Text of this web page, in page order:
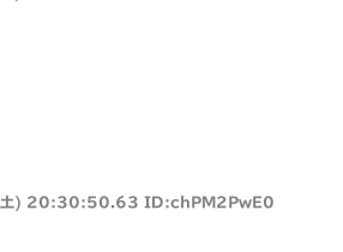
) 20:30:50.63 ID:chPM2PwE0